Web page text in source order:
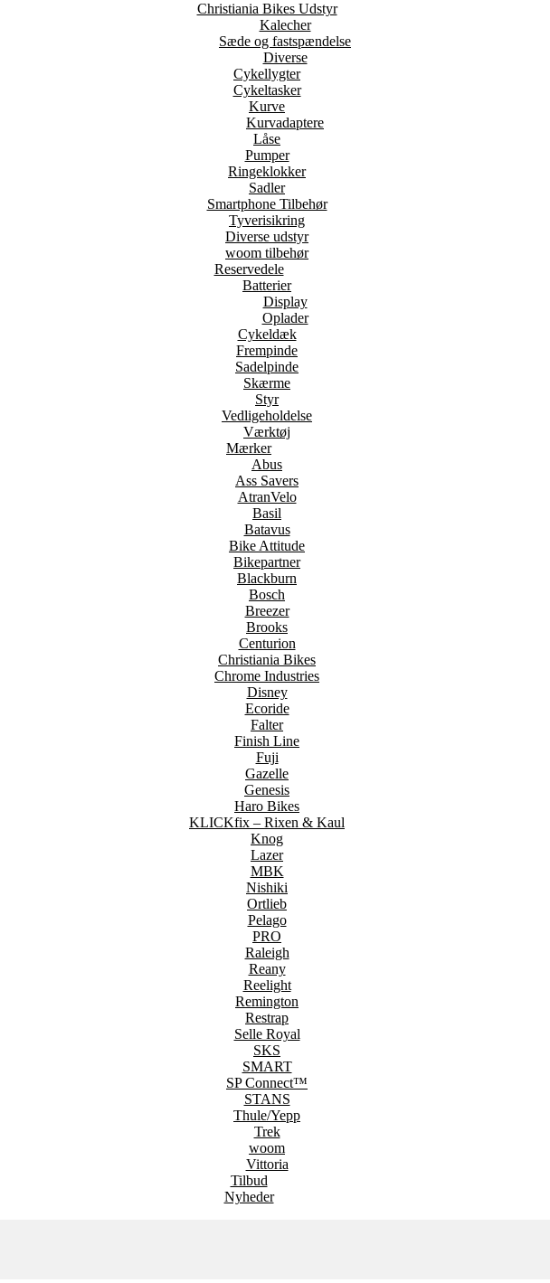
Christiania Bikes Udstyr
Kalecher
Sæde og fastspændelse
Diverse
Cykellygter
Cykeltasker
Kurve
Kurvadaptere
Låse
Pumper
Ringeklokker
Sadler
Smartphone Tilbehør
Tyverisikring
Diverse udstyr
woom tilbehør
Reservedele
Batterier
Display
Oplader
Cykeldæk
Frempinde
Sadelpinde
Skærme
Styr
Vedligeholdelse
Værktøj
Mærker
Abus
Ass Savers
AtranVelo
Basil
Batavus
Bike Attitude
Bikepartner
Blackburn
Bosch
Breezer
Brooks
Centurion
Christiania Bikes
Chrome Industries
Disney
Ecoride
Falter
Finish Line
Fuji
Gazelle
Genesis
Haro Bikes
KLICKfix – Rixen & Kaul
Knog
Lazer
MBK
Nishiki
Ortlieb
Pelago
PRO
Raleigh
Reany
Reelight
Remington
Restrap
Selle Royal
SKS
SMART
SP Connect™
STANS
Thule/Yepp
Trek
woom
Vittoria
Tilbud
Nyheder